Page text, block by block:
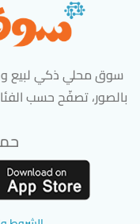
سوق محلي ذكي لبيع
بالصور، تصفّح حسب